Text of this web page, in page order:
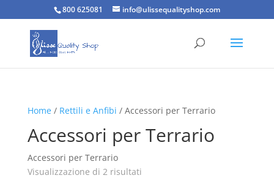
800 625081 info@ulissequalityshop.com
Home/ Rettili e Anfibi / Accessori per Terrario
Accessori per Terrario
Accessori per Terrario
Visualizzazione di 2 risultatiPopolarità